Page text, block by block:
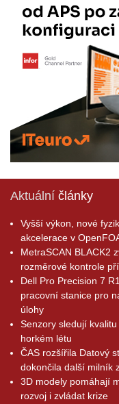
Aktuální články
Vyšší výkon, nové
akcelerace v
MetraSCAN BLACK2
rozměrové kontrole
Dell Pro Precision 7
pracovní stanice pro
úlohy
Senzory sledují
horkém létu
ČAS rozšířila Datový
dokončila další milník
3D modely pomáhají
rozvoj i zvládat krize